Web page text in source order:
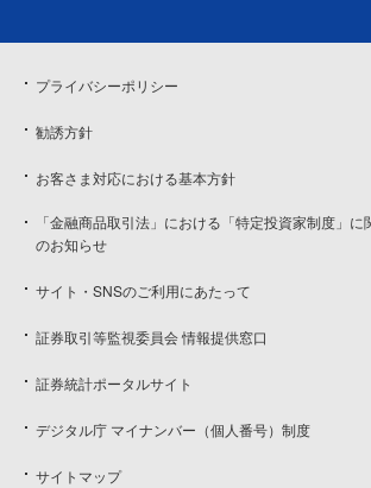
プライバシーポリシー
勧誘方針
お客さま対応における基本方針
「金融商品取引法」における「特定投資家制度」
のお知らせ
サイト・SNSのご利用にあたって
証券取引等監視委員会 情報提供窓口
証券統計ポータルサイト
デジタル庁 マイナンバー（個人番号）制度
サイトマップ